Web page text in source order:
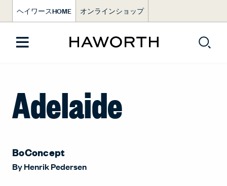
ヘイワースHOME オンラインショップ
Adelaide
BoConcept
ByHenrik Pedersen